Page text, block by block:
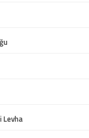
Levha